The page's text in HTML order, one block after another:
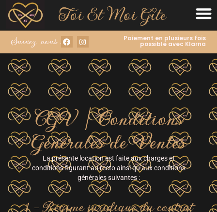
Suivez-nous : Paiement en plusieurs fois
possible avec Klarna
CGV | Conditions
Générales de Ventes
La présente location est faite aux charges et
conditions figurant au recto ainsi qu’aux conditions
générales suivantes :
1 – Régime juridique du contrat